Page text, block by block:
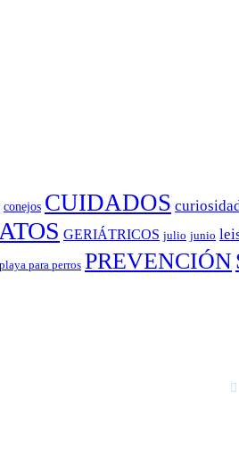
conejos CUIDADOS
GERIÁTRICOS julio junio
playa para perros PREVENCIÓN
